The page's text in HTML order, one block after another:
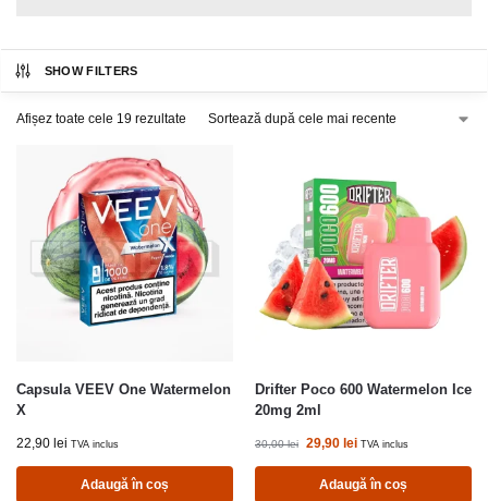
SHOW FILTERS
Afișez toate cele 19 rezultate
Capsula VEEV One Watermelon
X
22,90 lei TVA inclus
Adaugă în coș
Drifter Poco 600 Watermelon Ice
20mg 2ml
30,00lei 29,90 lei TVA inclus
Adaugă în coș